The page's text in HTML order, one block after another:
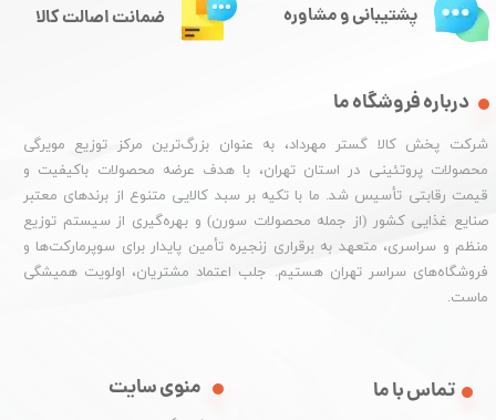
درباره فروشگاه ما
شرکت پخش کالا گستر مهرداد، به عنوان بزرگ‌ترین مرکز توزیع مویرگی
محصولات پروتئینی در استان تهران، با هدف عرضه محصولات باکیفیت و
قیمت رقابتی تأسیس شد. ما با تکیه بر سبد کالایی متنوع از برندهای معتبر
صنایع غذایی کشور (از جمله محصولات سورن) و بهره‌گیری از سیستم توزیع
منظم و سراسری، متعهد به برقراری زنجیره تأمین پایدار برای سوپرمارکت‌ها و
فروشگاه‌های سراسر تهران هستیم. جلب اعتماد مشتریان، اولویت همیشگی
ماست.
منوی سایت تماس با ما
پشتیبانی و مشاوره ضمانت اصالت کالا